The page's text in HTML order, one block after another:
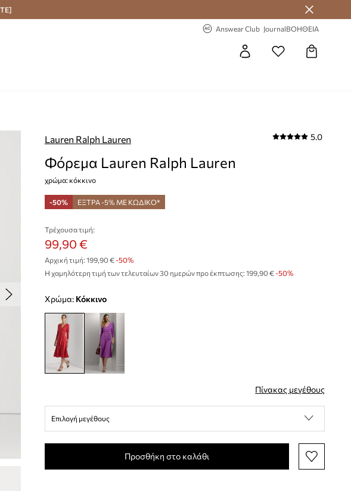
το Answear Club
Answear Club JournalΒΟΗΘΕΙΑ
Lauren Ralph Lauren 5.0
Φόρεμα Lauren Ralph Lauren
χρώμα: κόκκινο
-50% ΕΞΤΡΑ -5% ΜΕ ΚΩΔΙΚΟ*
Τρέχουσα τιμή:
99,90 €
Αρχική τιμή: 199,90 €-50%
Η χαμηλότερη τιμή των τελευταίων 30 ημερών προ έκπτωσης: 199,90 € -50%
Χρώμα: κόκκινο
Πίνακας μεγέθους
Επιλογή μεγέθους
Προσθήκη στο καλάθι